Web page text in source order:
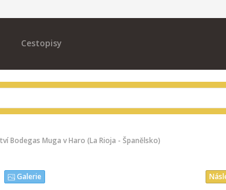
Cestopisy
Bodegas Muga v Haro (La Rioja - Španělsko)
Galerie